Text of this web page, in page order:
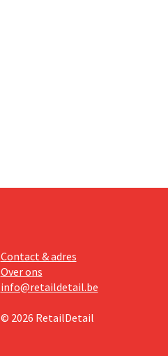
Contact & adres
Over ons
info@retaildetail.be
© 2026 RetailDetail